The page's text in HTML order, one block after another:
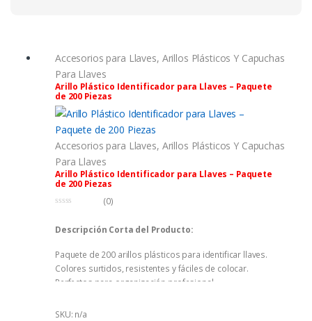
Accesorios para Llaves, Arillos Plásticos Y Capuchas
Para Llaves
Arillo Plástico Identificador para Llaves – Paquete
de 200 Piezas
Accesorios para Llaves, Arillos Plásticos Y Capuchas
Para Llaves
Arillo Plástico Identificador para Llaves – Paquete
de 200 Piezas
u
a
e
5
(0)
Descripción Corta del Producto:
Paquete de 200 arillos plásticos para identificar llaves.
Colores surtidos, resistentes y fáciles de colocar.
Perfectos para organización profesional.
SKU: n/a